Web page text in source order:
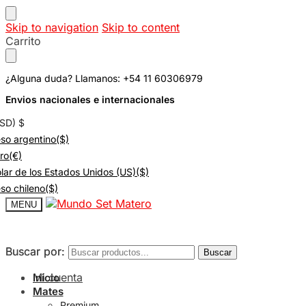
Skip to navigation Skip to content
Carrito
¿Alguna duda? Llamanos: +54 11 60306979
Envios nacionales e internacionales
$
argentino($)
(€)
de los Estados Unidos (US)($)
chileno($)
MENU
Buscar por: Buscar
Mi cuenta
Buscar por: Buscar
Inicio
Mates